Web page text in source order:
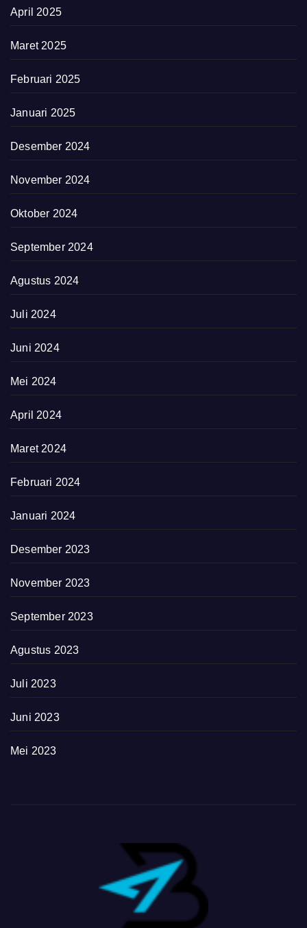
April 2025
Maret 2025
Februari 2025
Januari 2025
Desember 2024
November 2024
Oktober 2024
September 2024
Agustus 2024
Juli 2024
Juni 2024
Mei 2024
April 2024
Maret 2024
Februari 2024
Januari 2024
Desember 2023
November 2023
September 2023
Agustus 2023
Juli 2023
Juni 2023
Mei 2023